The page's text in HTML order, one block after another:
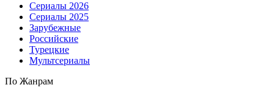
Сериалы 2026
Сериалы 2025
Зарубежные
Российские
Турецкие
Мультсериалы
По Жанрам